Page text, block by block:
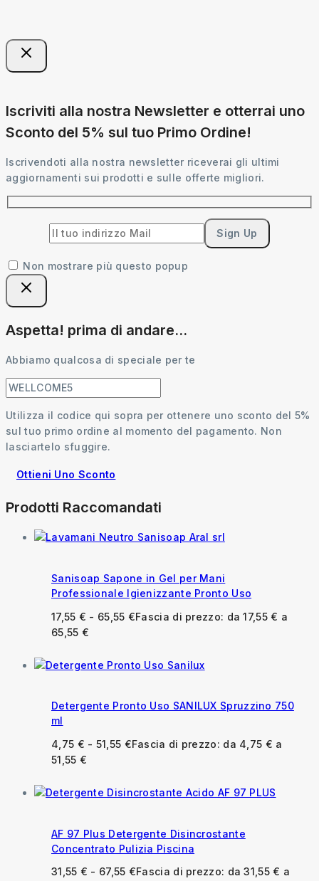
Iscriviti alla nostra Newsletter e otterrai uno
Sconto del 5% sul tuo Primo Ordine!
Iscrivendoti alla nostra newsletter riceverai gli ultimi
aggiornamenti sui prodotti e sulle offerte migliori.
Non mostrare più questo popup
Aspetta! prima di andare...
Abbiamo qualcosa di speciale per te
Utilizza il codice qui sopra per ottenere uno sconto del 5%
sul tuo primo ordine al momento del pagamento. Non
lasciartelo sfuggire.
Ottieni Uno Sconto
Prodotti Raccomandati
Sanisoap Sapone in Gel per Mani
Professionale Igienizzante Pronto Uso
17,55 € - 65,55 €Fascia di prezzo: da 17,55 € a
65,55 €
Detergente Pronto Uso SANILUX Spruzzino 750
ml
4,75 € - 51,55 €Fascia di prezzo: da 4,75 € a
51,55 €
AF 97 Plus Detergente Disincrostante
Concentrato Pulizia Piscina
31,55 € - 67,55 €Fascia di prezzo: da 31,55 € a